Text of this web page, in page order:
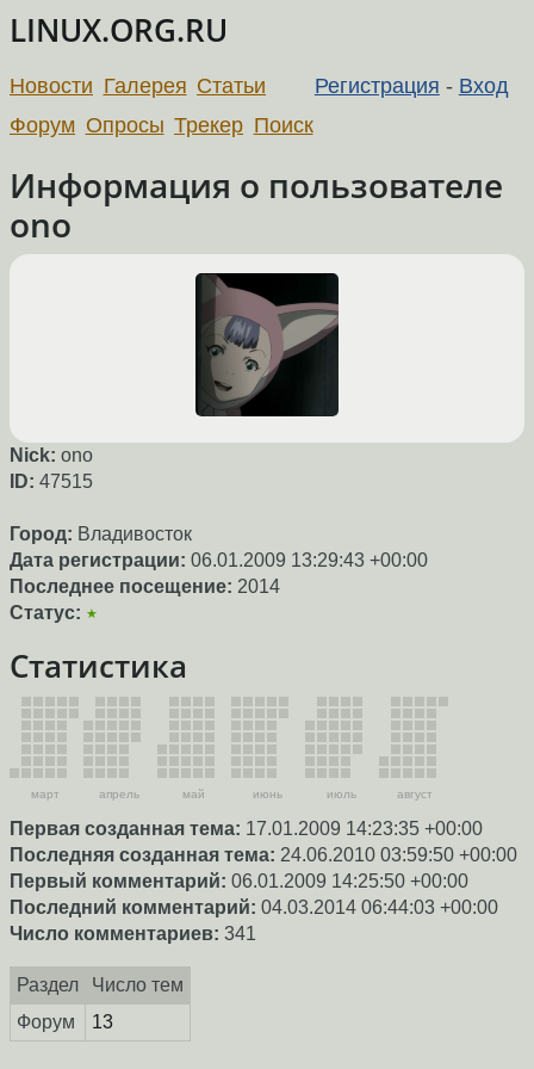
LINUX.ORG.RU
Регистрация - Вход
Новости Галерея Статьи
Форум Опросы Трекер Поиск
Информация о пользователе
ono
Nick: ono
ID: 47515
Город: Владивосток
Дата регистрации: 06.01.2009 13:29:43 +00:00
Последнее посещение: 2014
Статус: ★
Статистика
март апрель май июнь июль август
Первая созданная тема: 17.01.2009 14:23:35 +00:00
Последняя созданная тема: 24.06.2010 03:59:50 +00:00
Первый комментарий: 06.01.2009 14:25:50 +00:00
Последний комментарий: 04.03.2014 06:44:03 +00:00
Число комментариев: 341
Раздел
Число тем
Форум
13